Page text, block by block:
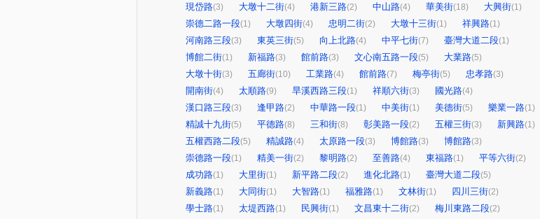
現岱路(3) 大墩十二街(4) 港新三路(2) 中山路(4) 華美街(18) 大興街(1)
崇德二路一段(1) 大墩四街(4) 忠明二街(2) 大墩十三街(1) 祥興路(1)
河南路三段(3) 東英三街(5) 向上北路(4) 中平七街(7) 臺灣大道二段(1)
博館二街(1) 新福路(3) 館前路(3) 文心南五路一段(5) 大業路(5)
大墩十街(3) 五廊街(10) 工業路(4) 館前路(7) 梅亭街(5) 忠孝路(3)
開南街(4) 太順路(9) 旱溪西路三段(1) 祥順六街(3) 國光路(4)
漢口路三段(3) 逢甲路(2) 中華路一段(1) 中美街(1) 美德街(5) 樂業一路(1)
精誠十九街(5) 平德路(8) 三和街(8) 彰美路一段(2) 五權三街(3) 新興路(1)
五權西路二段(5) 精誠路(4) 太原路一段(3) 博館路(3) 博館路(3)
崇德路一段(1) 精美一街(2) 黎明路(2) 至善路(4) 東福路(1) 平等六街(2)
成功路(1) 大里街(1) 新平路二段(2) 進化北路(1) 臺灣大道二段(5)
新義路(1) 大同街(1) 大智路(1) 福雅路(1) 文林街(1) 四川三街(2)
學士路(1) 太堤西路(1) 民興街(1) 文昌東十二街(2) 梅川東路二段(2)